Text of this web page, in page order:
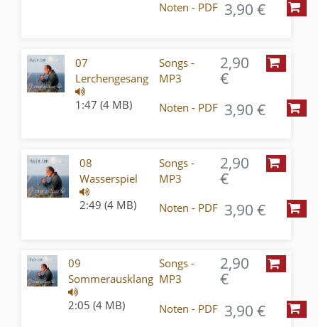
Noten - PDF 3,90 €
07
Lerchengesang
1:47 (4 MB)
Songs -
MP3
2,90
€
Noten - PDF 3,90 €
08
Wasserspiel
2:49 (4 MB)
Songs -
MP3
2,90
€
Noten - PDF 3,90 €
09
Sommerausklang
2:05 (4 MB)
Songs -
MP3
2,90
€
Noten - PDF 3,90 €